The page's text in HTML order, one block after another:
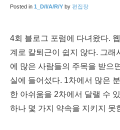
Posted in 1_D/I/A/R/Y by 편집장
4회 블로그 포럼에 다녀왔다.
계로 칼퇴근이 쉽지 않다. 그래
에 많은 사람들의 주목을 받으
실에 들어섰다. 1차에서 많은
한 아쉬움을 2차에서 달랠 수
하나 몇 가지 약속을 지키지 못